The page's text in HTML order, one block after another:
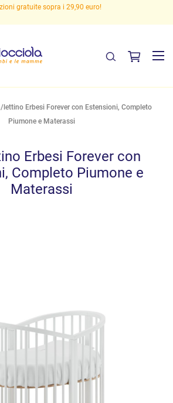
gratuite sopra i 29,90 euro!
lettino Erbesi Forever con Estensioni, Completo
Piumone e Materassi
Erbesi Forever con
Completo Piumone e
Materassi